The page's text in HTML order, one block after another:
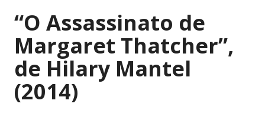
“O Assassinato de
Margaret Thatcher”,
de Hilary Mantel
(2014)